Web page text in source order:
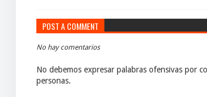
POST A COMMENT
No hay comentarios
No debemos expresar palabras ofensivas por
personas.